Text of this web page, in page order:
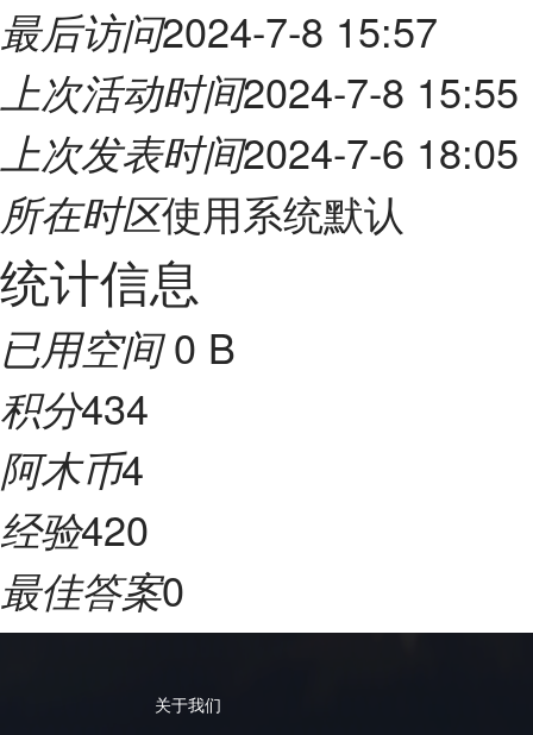
最后访问2024-7-8 15:57
上次活动时间2024-7-8 15:55
上次发表时间2024-7-6 18:05
所在时区使用系统默认
统计信息
已用空间0 B
积分434
阿木币4
经验420
最佳答案0
关于我们